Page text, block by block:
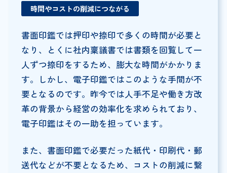
時間やコストの削減につながる
書面印鑑では押印や捺印で多くの時間が必要と
なり、とくに社内稟議書では書類を回覧して一
人ずつ捺印をするため、膨大な時間がかかりま
す。しかし、電子印鑑ではこのような手間が不
要となるのです。昨今では人手不足や働き方改
革の背景から経営の効率化を求められており、
電子印鑑はその一助を担っています。
また、書面印鑑で必要だった紙代・印刷代・郵
送代などが不要となるため、コストの削減に繋